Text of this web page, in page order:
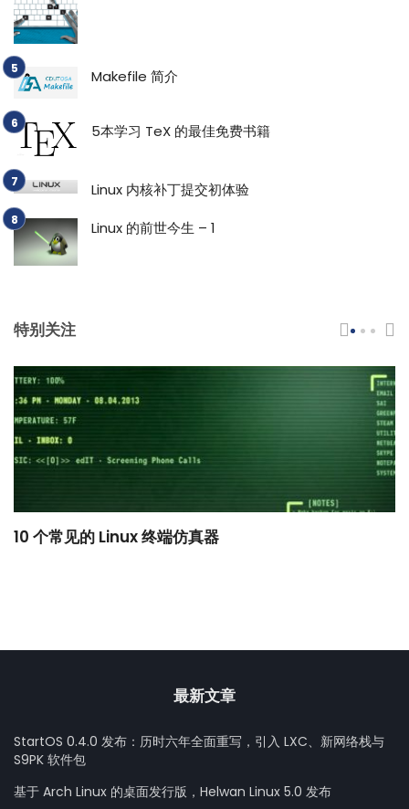
Makefile 简介
5本学习 TeX 的最佳免费书籍
Linux 内核补丁提交初体验
Linux 的前世今生 – 1
特别关注
10 个常见的 Linux 终端仿真器
最新文章
StartOS 0.4.0 发布：历时六年全面重写，引入 LXC、新网络栈与
S9PK 软件包
基于 Arch Linux 的桌面发行版，Helwan Linux 5.0 发布